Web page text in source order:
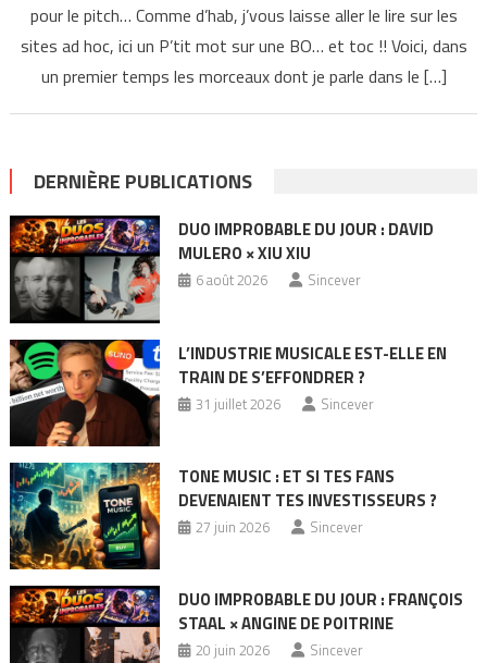
pour le pitch… Comme d’hab, j’vous laisse aller le lire sur les
sites ad hoc, ici un P’tit mot sur une BO… et toc !! Voici, dans
un premier temps les morceaux dont je parle dans le […]
DERNIÈRE PUBLICATIONS
DUO IMPROBABLE DU JOUR : DAVID
MULERO × XIU XIU
6 août 2026 Sincever
L’INDUSTRIE MUSICALE EST-ELLE EN
TRAIN DE S’EFFONDRER ?
31 juillet 2026 Sincever
TONE MUSIC : ET SI TES FANS
DEVENAIENT TES INVESTISSEURS ?
27 juin 2026 Sincever
DUO IMPROBABLE DU JOUR : FRANÇOIS
STAAL × ANGINE DE POITRINE
20 juin 2026 Sincever